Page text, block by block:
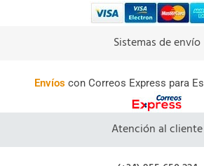
Sistemas de envío
Envíos con Correos Express para
Atención al cliente